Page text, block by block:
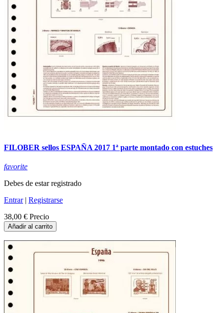
FILOBER sellos ESPAÑA 2017 1ª parte montado con estuches
favorite
Debes de estar registrado
Entrar| Registrarse
38,00 € Precio
Añadir al carrito